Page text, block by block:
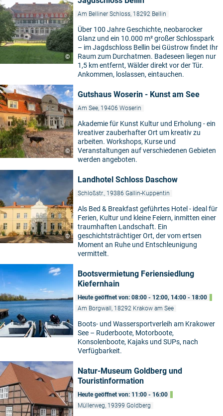
©
Am Belliner Schloss, 18292 Bellin
Über 100 Jahre Geschichte, neobarocker
Glanz und ein 10.000 m² großer Schlosspark
– im Jagdschloss Bellin bei Güstrow findet Ihr
Raum zum Durchatmen. Badeseen liegen nur
1,5 km entfernt, Wälder direkt vor der Tür.
Ankommen, loslassen, eintauchen.
©
Gutshaus Woserin - Kunst am See
Am See, 19406 Woserin
Akademie für Kunst Kultur und Erholung - ein
kreativer zauberhafter Ort um kreativ zu
arbeiten. Workshops, Kurse und
Veranstaltungen auf verschiedenen Gebieten
werden angeboten.
©
Landhotel Schloss Daschow
Schloßstr., 19386 Gallin-Kuppentin
Als Bed & Breakfast geführtes Hotel - ideal für
Ferien, Kultur und kleine Feiern, inmitten einer
traumhaften Landschaft. Ein
geschichtsträchtiger Ort, der vom ertsen
Moment an Ruhe und Entschleunigung
vermittelt.
Bootsvermietung Feriensiedlung
Kiefernhain
Heute geöffnet von: 08:00 - 12:00, 14:00 - 18:00
Am Borgwall, 18292 Krakow am See
Boots- und Wassersportverleih am Krakower
See – Ruderboote, Motorboote,
Konsolenboote, Kajaks und SUPs, nach
Verfügbarkeit.
Natur-Museum Goldberg und
Touristinformation
Heute geöffnet von: 11:00 - 16:00
Müllerweg, 19399 Goldberg